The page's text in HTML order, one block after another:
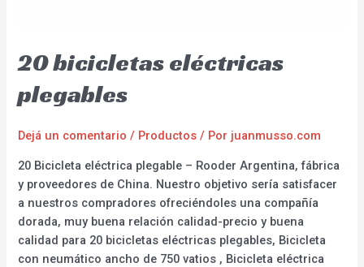
20 bicicletas eléctricas
plegables
Dejá un comentario / Productos / Por juanmusso.com
20 Bicicleta eléctrica plegable – Rooder Argentina, fábrica
y proveedores de China. Nuestro objetivo sería satisfacer
a nuestros compradores ofreciéndoles una compañía
dorada, muy buena relación calidad-precio y buena
calidad para 20 bicicletas eléctricas plegables, Bicicleta
con neumático ancho de 750 vatios , Bicicleta eléctrica